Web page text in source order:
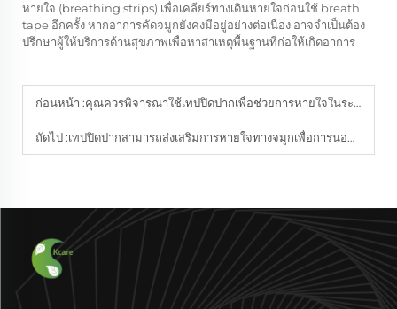
หายใจ (breathing strips) เพื่อเคลียร์ทางเดินหายใจก่อนใช้ breath
tape อีกครั้ง หากอาการคัดจมูกยังคงมีอยู่อย่างต่อเนื่อง อาจจำเป็นต้อง
ปรึกษาผู้ให้บริการด้านสุขภาพเพื่อหาสาเหตุพื้นฐานที่ก่อให้เกิดอาการ
ก่อนหน้า :คุณควรพิจารณาใช้เทปปิดปากเพื่อช่วยการหายใจในระหว่างวันเมื่อใด
ถัดไป :เทปปิดปากสามารถส่งเสริมการหายใจทางจมูกเพื่อการนอนหลับที่ลึกยิ่งขึ้นและผ่อนคลายมากยิ่งขึ้นได้อย่างไร?